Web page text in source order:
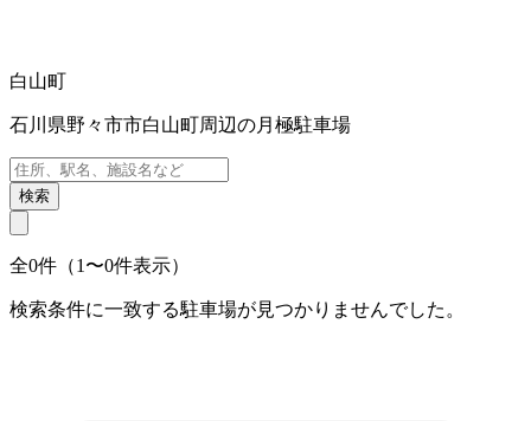
白山町
石川県野々市市白山町周辺の月極駐車場
検索
全0件（1〜0件表示）
検索条件に一致する駐車場が見つかりませんでした。